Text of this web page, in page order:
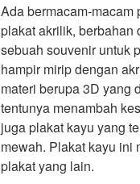
Ada bermacam-
plakat akrilik, berbahan
sebuah souvenir untuk
hampir mirip dengan
materi berupa 3D yang
tentunya menambah
juga plakat kayu yang
mewah. Plakat kayu ini
plakat yang lain.